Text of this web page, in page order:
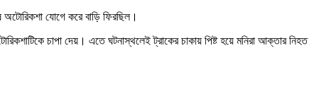
অটোরিকশা যোগে করে বাড়ি ফিরছিল।
চাপা দেয়। এতে ঘটনাস্থলেই ট্রাকের চাকায় পিষ্ট হয়ে মনিরা আক্তার নিহত